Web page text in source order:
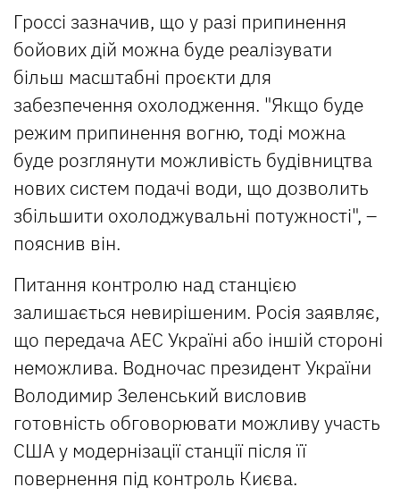
Гроссі зазначив, що у разі припинення
бойових дій можна буде реалізувати
більш масштабні проєкти для
забезпечення охолодження. "Якщо буде
режим припинення вогню, тоді можна
буде розглянути можливість будівництва
нових систем подачі води, що дозволить
збільшити охолоджувальні потужності", –
пояснив він.
Питання контролю над станцією
залишається невирішеним. Росія заявляє,
що передача АЕС Україні або іншій стороні
неможлива. Водночас президент України
Володимир Зеленський висловив
готовність обговорювати можливу участь
США у модернізації станції після її
повернення під контроль Києва.